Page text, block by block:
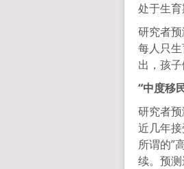
处于生育
研究者
每人只
出，孩
“中度移
研究者
近几年
所谓的”
续。预